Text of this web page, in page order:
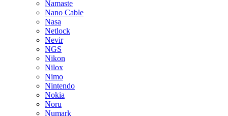
Namaste
Nano Cable
Nasa
Netlock
Nevir
NGS
Nikon
Nilox
Nimo
Nintendo
Nokia
Noru
Numark